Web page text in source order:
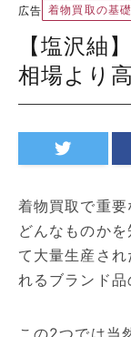
広告 着物買取の基
【塩沢紬
相場より
着物買取で重
どんなものか
て大量生産さ
れるブランド品
この2つでは当